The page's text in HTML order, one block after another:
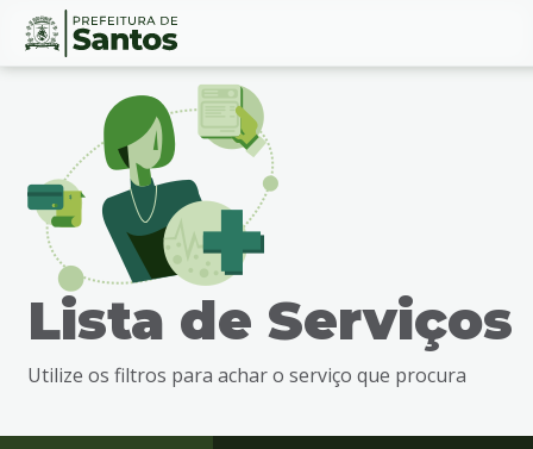
Ir
busca
Ir
Conteúdo
Lista de Serviços
Utilize os filtros para achar o serviço que procura